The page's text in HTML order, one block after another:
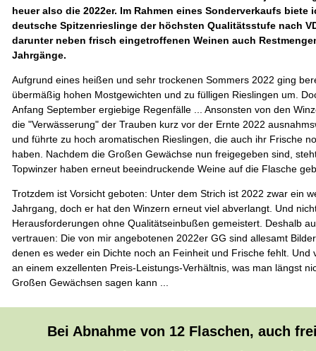
heuer also die 2022er. Im Rahmen eines Sonderverkaufs biete
deutsche Spitzenrieslinge der höchsten Qualitätsstufe nach
darunter neben frisch eingetroffenen Weinen auch
Jahrgänge.
Aufgrund eines heißen und sehr trockenen Sommers 2022 ging
übermäßig hohen Mostgewichten und zu fülligen Rieslingen um.
Anfang September ergiebige Regenfälle ... Ansonsten von den
die "Verwässerung" der Trauben kurz vor der Ernte 2022
und führte zu hoch aromatischen Rieslingen, die auch ihr Frische
haben. Nachdem die Großen Gewächse nun freigegeben sind,
Topwinzer haben erneut beeindruckende Weine auf die Flasche
Trotzdem ist Vorsicht geboten: Unter dem Strich ist 2022 zwar ein
Jahrgang, doch er hat den Winzern erneut viel abverlangt. Und
Herausforderungen ohne Qualitätseinbußen gemeistert. Deshalb
vertrauen: Die von mir angebotenen 2022er GG sind allesamt
denen es weder ein Dichte noch an Feinheit und Frische fehlt. Und
an einem exzellenten Preis-Leistungs-Verhältnis, was man längst
Großen Gewächsen sagen kann ...
Bei Abnahme von 12 Flaschen, auch